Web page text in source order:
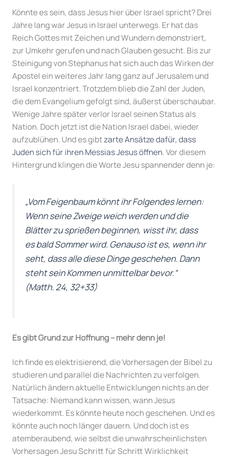
Könnte es sein, dass Jesus hier über Israel spricht? Drei
Jahre lang war Jesus in Israel unterwegs. Er hat das
Reich Gottes mit Zeichen und Wundern demonstriert,
zur Umkehr gerufen und nach Glauben gesucht. Bis zur
Steinigung von Stephanus hat sich auch das Wirken der
Apostel ein weiteres Jahr lang ganz auf Jerusalem und
Israel konzentriert. Trotzdem blieb die Zahl der Juden,
die dem Evangelium gefolgt sind, äußerst überschaubar.
Wenige Jahre später verlor Israel seinen Status als
Nation. Doch jetzt ist die Nation Israel dabei, wieder
aufzublühen. Und es gibtzarte Ansätze dafür, dass
Juden sich für ihren Messias Jesus öffnen. Vor diesem
Hintergrund klingen die Worte Jesu spannender denn je:
„Vom Feigenbaum könnt ihr Folgendes lernen:
Wenn seine Zweige weich werden und die
Blätter zu sprießen beginnen, wisst ihr, dass
es bald Sommer wird. Genauso ist es, wenn ihr
seht, dass alle diese Dinge geschehen. Dann
steht sein Kommen unmittelbar bevor.“
(Matth. 24, 32+33)
Es gibt Grund zur Hoffnung – mehr denn je!
Ich finde es elektrisierend, die Vorhersagen der Bibel zu
studieren und parallel die Nachrichten zu verfolgen.
Natürlich ändern aktuelle Entwicklungen nichts an der
Tatsache: Niemand kann wissen, wann Jesus
wiederkommt. Es könnte heute noch geschehen. Und es
könnte auch noch länger dauern. Und doch ist es
atemberaubend, wie selbst die unwahrscheinlichsten
Vorhersagen Jesu Schritt für Schritt Wirklichkeit